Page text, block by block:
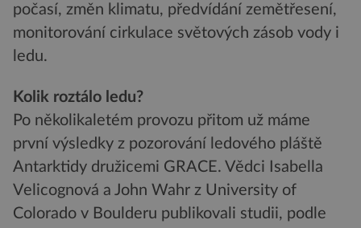
počasí, změn klimatu, předvídání zemětřesení,
monitorování cirkulace světových zásob vody i
ledu.
Kolik roztálo ledu?
Po několikaletém provozu přitom už máme
první výsledky z pozorování ledového pláště
Antarktidy družicemi GRACE. Vědci Isabella
Velicognová a John Wahr z University of
Colorado v Boulderu publikovali studii, podle